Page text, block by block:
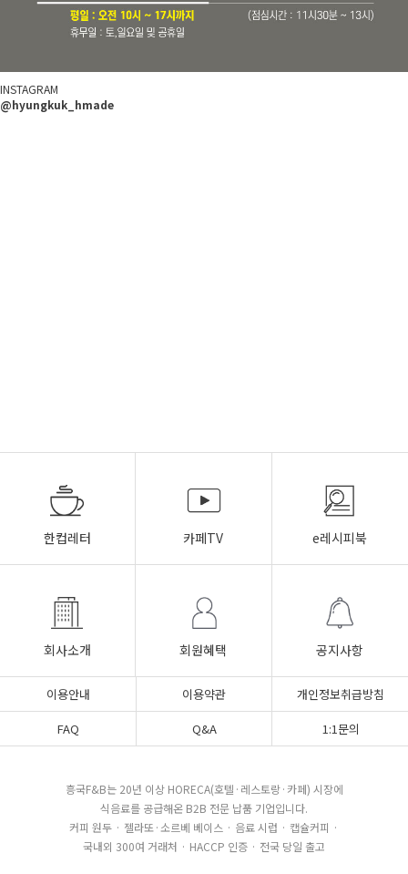
INSTAGRAM
@hyungkuk_hmade
한컵레터 카페TV e레시피북
회사소개 회원혜택 공지사항
이용안내 이용약관
개인정보취급방침
FAQ
Q&A 1:1문의
흥국F&B는 20년 이상 HORECA(호텔·레스토랑·카페) 시장에
식음료를 공급해온 B2B 전문 납품 기업입니다.
커피 원두 · 젤라또·소르베 베이스 · 음료 시럽 · 캡슐커피 ·
국내외 300여 거래처 · HACCP 인증 · 전국 당일 출고